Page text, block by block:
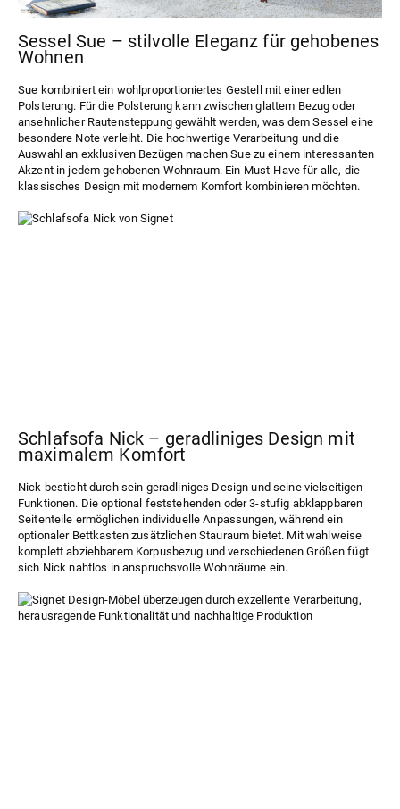
Sessel Sue – stilvolle Eleganz für gehobenes
Wohnen
Sue kombiniert ein wohlproportioniertes Gestell mit einer edlen
Polsterung. Für die Polsterung kann zwischen glattem Bezug oder
ansehnlicher Rautensteppung gewählt werden, was dem Sessel eine
besondere Note verleiht. Die hochwertige Verarbeitung und die
Auswahl an exklusiven Bezügen machen Sue zu einem interessanten
Akzent in jedem gehobenen Wohnraum. Ein Must-Have für alle, die
klassisches Design mit modernem Komfort kombinieren möchten.
Schlafsofa Nick – geradliniges Design mit
maximalem Komfort
Nick besticht durch sein geradliniges Design und seine vielseitigen
Funktionen. Die optional feststehenden oder 3-stufig abklappbaren
Seitenteile ermöglichen individuelle Anpassungen, während ein
optionaler Bettkasten zusätzlichen Stauraum bietet. Mit wahlweise
komplett abziehbarem Korpusbezug und verschiedenen Größen fügt
sich Nick nahtlos in anspruchsvolle Wohnräume ein.